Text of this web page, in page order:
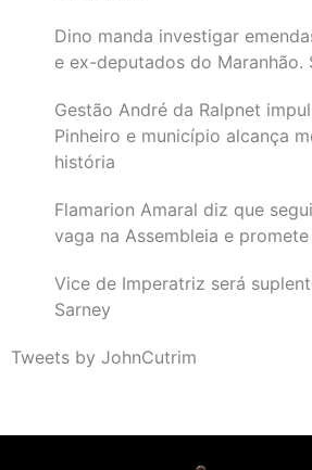
Dino manda investigar
e ex-deputados do Maranhão.
Gestão André da Ralpnet
Pinheiro e município alcança
história
Flamarion Amaral diz que
vaga na Assembleia e
Vice de Imperatriz será
Sarney
Tweets by JohnCutrim